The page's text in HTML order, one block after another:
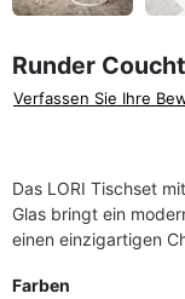
Runder
Verfassen Sie Ihre
Das LORI Tischset
Glas bringt ein
einen einzigartigen
Farben